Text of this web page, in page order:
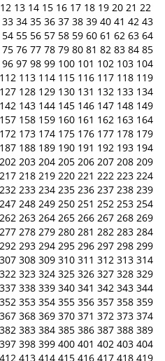
12 13 14 15 16 17 18 19 20 21 22
33 34 35 36 37 38 39 40 41 42 43
54 55 56 57 58 59 60 61 62 63 64
75 76 77 78 79 80 81 82 83 84 85
96 97 98 99 100 101 102 103 104
112 113 114 115 116 117 118 119
127 128 129 130 131 132 133 134
142 143 144 145 146 147 148 149
157 158 159 160 161 162 163 164
172 173 174 175 176 177 178 179
187 188 189 190 191 192 193 194
202 203 204 205 206 207 208 209
217 218 219 220 221 222 223 224
232 233 234 235 236 237 238 239
247 248 249 250 251 252 253 254
262 263 264 265 266 267 268 269
277 278 279 280 281 282 283 284
292 293 294 295 296 297 298 299
307 308 309 310 311 312 313 314
322 323 324 325 326 327 328 329
337 338 339 340 341 342 343 344
352 353 354 355 356 357 358 359
367 368 369 370 371 372 373 374
382 383 384 385 386 387 388 389
397 398 399 400 401 402 403 404
412 413 414 415 416 417 418 419